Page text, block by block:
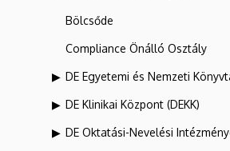
Bölcsőde
Compliance Önálló Osztály
DE Egyetemi és Nemzeti
DE Klinikai Központ (DEKK)
DE Oktatási-Nevelési